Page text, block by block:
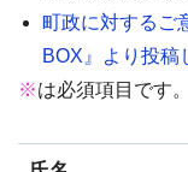
町政に対するご
BOX』より投稿
※は必須項目です。